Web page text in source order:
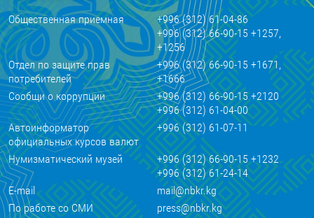
Общественная приемная
+996 (312) 61-04-86
+996 (312) 66-90-15 +1257,
+1256
Отдел по защите прав
потребителей
+996 (312) 66-90-15 +1671,
+1666
Сообщи о коррупции
+996 (312) 66-90-15 +2120
+996 (312) 61-04-00
Автоинформатор
официальных курсов валют
+996 (312) 61-07-11
Нумизматический музей
+996 (312) 66-90-15 +1232
+996 (312) 61-24-14
E-mail
mail@nbkr.kg
По работе со СМИ
press@nbkr.kg